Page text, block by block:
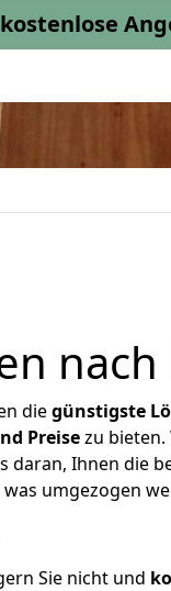
nach
diegünstigste
Preisezu bieten.
Ihnen die
umgezogen
Sie nicht und